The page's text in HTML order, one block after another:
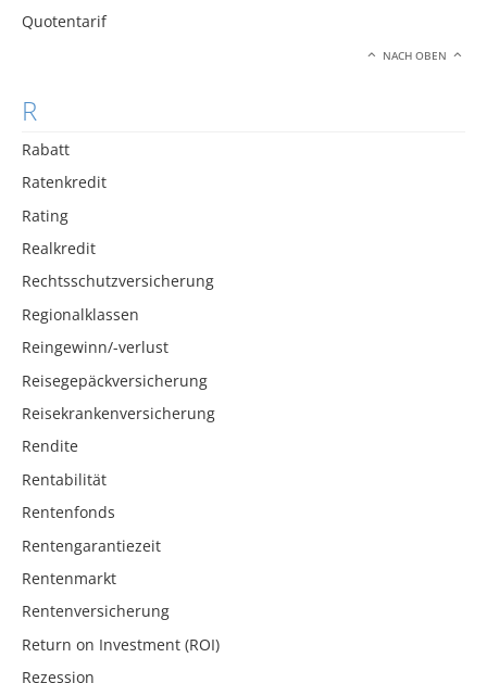
Quotentarif
NACH OBEN
R
Rabatt
Ratenkredit
Rating
Realkredit
Rechtsschutzversicherung
Regionalklassen
Reingewinn/-verlust
Reisegepäckversicherung
Reisekrankenversicherung
Rendite
Rentabilität
Rentenfonds
Rentengarantiezeit
Rentenmarkt
Rentenversicherung
Return on Investment (ROI)
Rezession